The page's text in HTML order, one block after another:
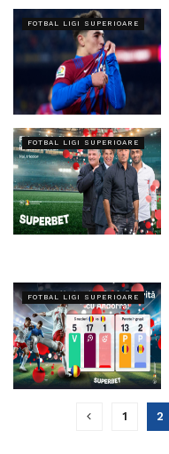
FOTBAL LIGI SUPERIOARE
FOTBAL LIGI SUPERIOARE
FOTBAL LIGI SUPERIOARE
1 2